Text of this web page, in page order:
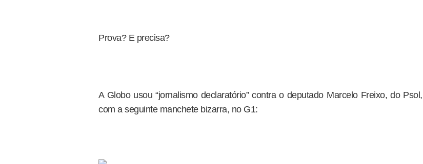
Prova? E precisa?
A Globo usou “jornalismo declaratório” contra o deputado Marcelo Freixo, do Psol,
com a seguinte manchete bizarra, no G1: